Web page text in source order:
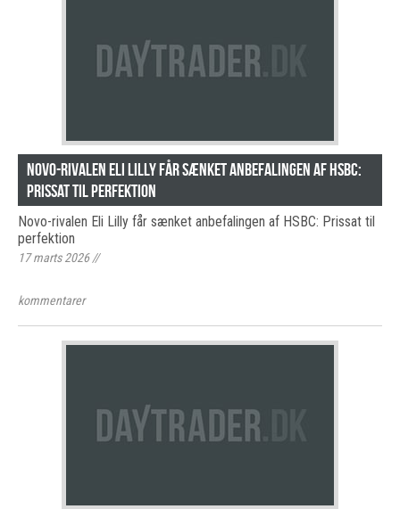
Novo-rivalen Eli Lilly får sænket anbefalingen af HSBC:
Prissat til perfektion
Novo-rivalen Eli Lilly får sænket anbefalingen af HSBC: Prissat til
perfektion
17 marts 2026//
kommentarer